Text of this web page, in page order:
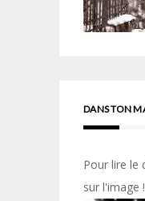
DANS TON
Pour lire le
sur l'image !